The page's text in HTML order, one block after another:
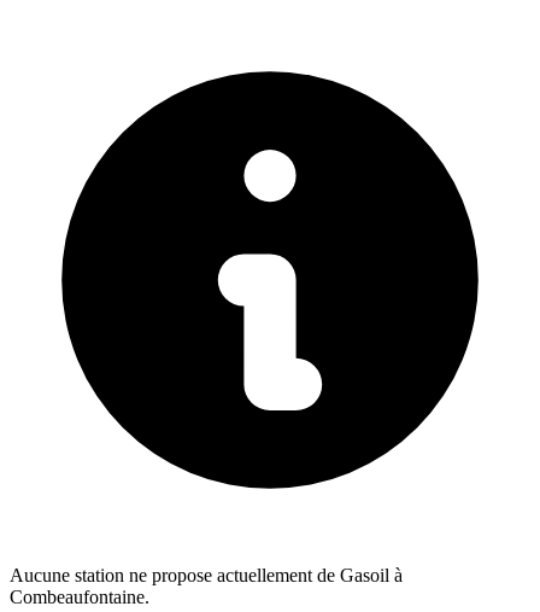
Aucune station ne propose actuellement de Gasoil à
Combeaufontaine.